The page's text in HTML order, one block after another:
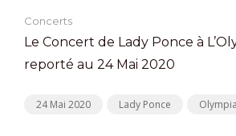
Concerts
Le Concert de Lady Ponce à
reporté au 24 Mai 2020
24 Mai 2020 Lady Ponce